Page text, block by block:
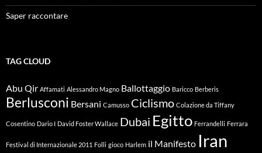
Saper raccontare
TAG CLOUD
Abu Qir Affamati Alessandro Magno Ballottaggio Baricco Berberis
Berlusconi Bersani Camusso Ciclismo Colazione da Tiffany
Cosentino Dario I David Foster Wallace Dubai Egitto Ferrandelli Ferrara
Festival di Internazionale 2011 Folli gioco Harlem il Manifesto Iran